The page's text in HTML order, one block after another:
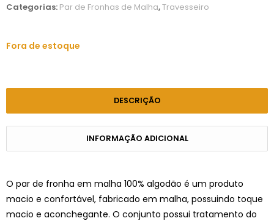
Categorias: Par de Fronhas de Malha,Travesseiro
Fora de estoque
DESCRIÇÃO
INFORMAÇÃO ADICIONAL
O par de fronha em malha 100% algodão é um produto
macio e confortável, fabricado em malha, possuindo toque
macio e aconchegante. O conjunto possui tratamento do